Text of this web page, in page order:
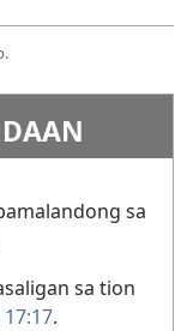
sa
sa tion
.